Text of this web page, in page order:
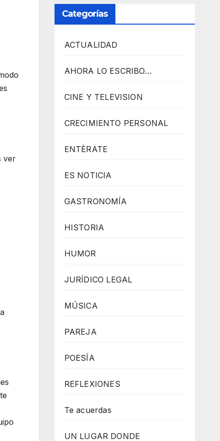
ver
R
E
R
D
O
U
I
p
w
e
e
b
W
d
r
Categorías
ACTUALIDAD
AHORA LO ESCRIBO…
CINE Y TELEVISION
CRECIMIENTO PERSONAL
ENTÈRATE
ES NOTICIA
GASTRONOMÍA
HISTORIA
HUMOR
JURÍDICO LEGAL
MÚSICA
PAREJA
POESÍA
REFLEXIONES
Te acuerdas
UN LUGAR DONDE